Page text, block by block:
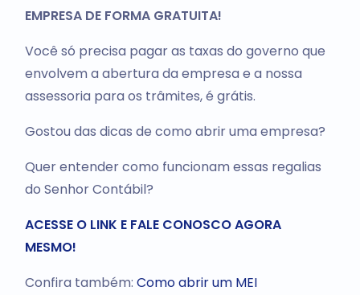
EMPRESA DE FORMA GRATUITA!
Você só precisa pagar as taxas do governo que
envolvem a abertura da empresa e a nossa
assessoria para os trâmites, é grátis.
Gostou das dicas de como abrir uma empresa?
Quer entender como funcionam essas regalias
do Senhor Contábil?
ACESSE O LINK E FALE CONOSCO AGORA
MESMO!
Confira também: Como abrir um MEI